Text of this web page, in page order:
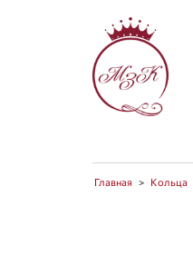
Главная > Кольца